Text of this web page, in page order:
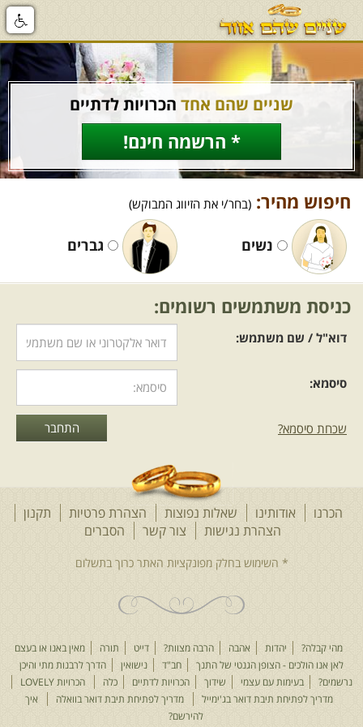
שניים שהם אחד הכרויות לדתיים
* הרשמה חינם!
חיפוש מהיר: (בחר/י את הזיווג המבוקש)
נשים גברים
כניסת משתמשים רשומים:
דוא"ל / שם משתמש:
סיסמא:
שכחת סיסמא?
הכרנו אודותינו שאלות נפוצות הצהרת פרטיות
תקנון
הצהרת נגישות
צור קשר הסברים
מהי קבלה? יהדות אהבה הרבה מצוות? דייט תורה
מאין באנו או בעצם
לאן אנו הולכים - הצופן הגנטי של התנך
חב"ד נישואין
הדרך לרבנות מתי והיכן
נרשמים?
בעימות עם עצמי שידוך הכרויות לדתיים כלה
הכרויות LOVELY
מדריך לפתיחת תיבת דואר בג'ימייל
מדריך לפתיחת תיבת דואר בוואלה
איך
להירשם?